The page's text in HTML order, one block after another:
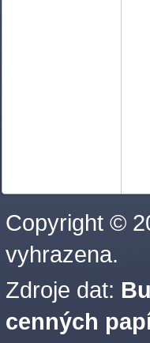
Copyright ©
vyhrazena.
Zdroje dat:
cenných